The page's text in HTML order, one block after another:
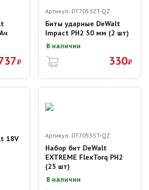
₽
Артикул: DT70532T-QZ
Биты ударные DeWalt
Impact PH2 50 мм (2 шт)
В наличии
330₽
18V
Артикул: DT70555T-QZ
Набор бит DeWalt
EXTREME FlexTorq PH2
(25 шт)
В наличии